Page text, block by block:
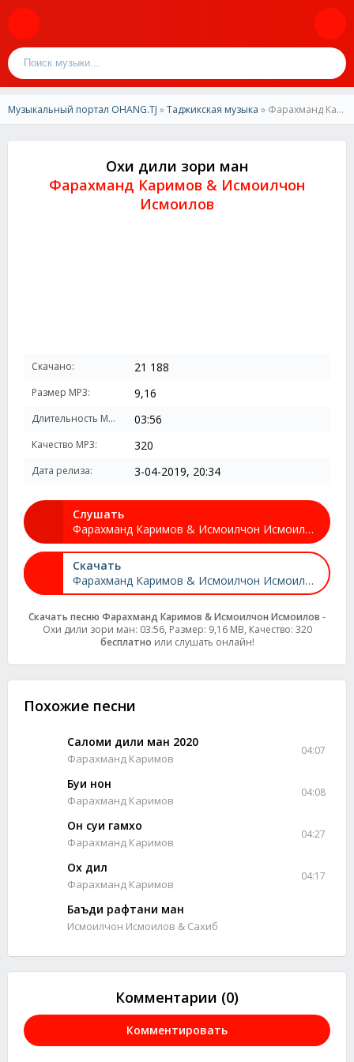
Музыкальный портал OHANG.TJ »Таджикская музыка » Фарахманд Каримов & Исмоилчон Исмоилов - Ох дили зори ман
Охи дили зори ман
Фарахманд Каримов & Исмоилчон
Исмоилов
Скачано: 21 188
Размер MP3: 9,16
Длительность MP3: 03:56
Качество MP3: 320
Дата релиза: 3-04-2019, 20:34
Слушать
Фарахманд Каримов & Исмоилчон Исмоилов - Охи дили зори ман
Скачать
Фарахманд Каримов & Исмоилчон Исмоилов - Охи дили зори ман
Скачать песню Фарахманд Каримов & Исмоилчон Исмоилов -
Охи дили зори ман: 03:56, Размер: 9,16 MB, Качество: 320
бесплатно или слушать онлайн!
Похожие песни
Саломи дили ман 2020
Фарахманд Каримов
04:07
Буи нон
Фарахманд Каримов
04:08
Он суи гамхо
Фарахманд Каримов
04:27
Ох дил
Фарахманд Каримов
04:17
Баъди рафтани ман
Исмоилчон Исмоилов & Сахиб
Комментарии (0)
Комментировать